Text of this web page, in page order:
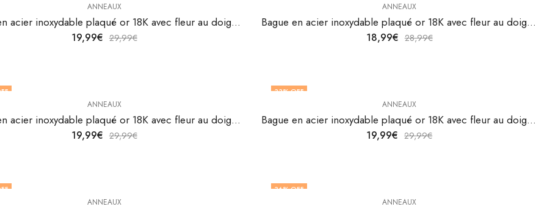
ANNEAUX
Bague en acier inoxydable plaqué or 18K avec fleur au doigt de V&F Jewelers
19,99€ 29,99€
ANNEAUX
Bague en acier inoxydable plaqué or 18K avec fleur au doigt de V&F Jewelers
18,99€ 28,99€
ANNEAUX
Bague en acier inoxydable plaqué or 18K avec fleur au doigt de V&F Jewelers
19,99€ 29,99€
33% OFF
ANNEAUX
Bague en acier inoxydable plaqué or 18K avec fleur au doigt par V&F Jewellers
19,99€ 29,99€
ANNEAUX
36% OFF
ANNEAUX